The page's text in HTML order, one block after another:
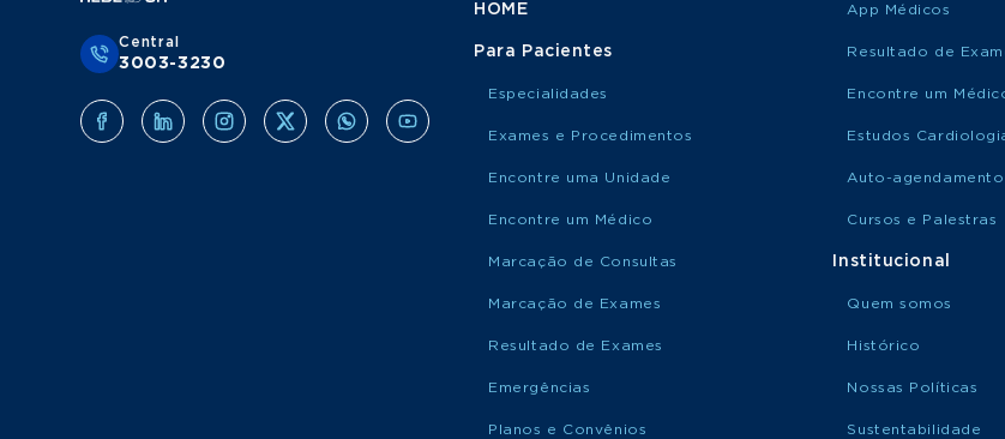
Central
3003-3230
HOME
Para Pacientes
Especialidades
Exames e Procedimentos
Encontre uma Unidade
Encontre um Médico
Marcação de Consultas
Marcação de Exames
Resultado de Exames
Emergências
Planos e Convênios
App Médicos
Resultado de
Encontre um
Estudos
Auto-
Cursos e Palestras
Institucional
Quem somos
Histórico
Nossas Políticas
Sustentabilidade